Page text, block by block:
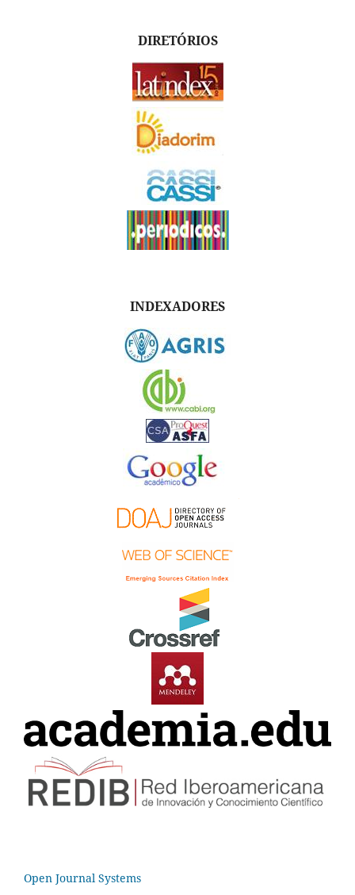
DIRETÓRIOS
INDEXADORES
Open Journal Systems